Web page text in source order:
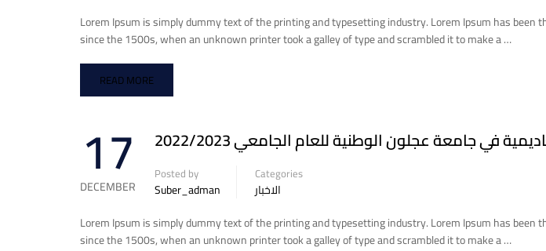
Lorem Ipsum is simply dummy text of the printing and typesetting industry. Lorem Ipsum has been
since the 1500s, when an unknown printer took a galley of type and scrambled it to make a …
READ MORE
17
DECEMBER
في جامعة عجلون الوطنية للعام الجامعي 2022/2023
Posted by
Suber_adman
Categories
الاخبار
Lorem Ipsum is simply dummy text of the printing and typesetting industry. Lorem Ipsum has been
since the 1500s, when an unknown printer took a galley of type and scrambled it to make a …